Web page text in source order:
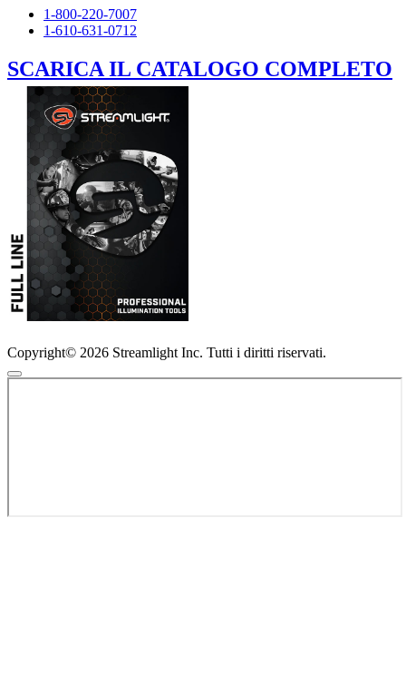
1-800-220-7007
1-610-631-0712
SCARICA IL CATALOGO COMPLETO
Copyright© 2026 Streamlight Inc. Tutti i diritti riservati.